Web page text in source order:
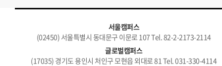
서울캠퍼스
(02450) 서울특별시 동대문구 이문로 107 Tel. 82-2-2173-2114
글로벌캠퍼스
(17035) 경기도 용인시 처인구 모현읍 외대로 81 Tel. 031-330-4114